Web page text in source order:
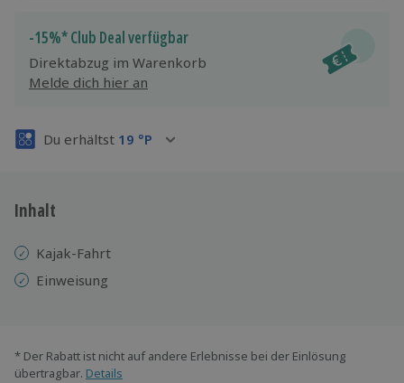
Jeder Gutschein für alle Erlebnisse einlösbar.
Maximale Sicherheit
3 Jahre gültig & verlängerbar.
-15%* Club Deal verfügbar
Direktabzug im Warenkorb
Melde dich hier an
Du erhältst 19 °P
Inhalt
Kajak-Fahrt
Einweisung
* Der Rabatt ist nicht auf andere Erlebnisse bei der Einlösung
übertragbar. Details